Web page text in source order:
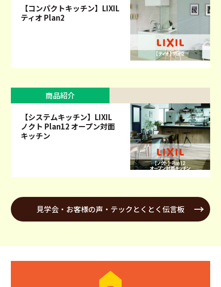
【コンパクトキッチン】LIXIL
ティオ Plan2
商品紹介
【システムキッチン】LIXIL
ノクト Plan12 オープン対面
キッチン
見学会・お客様の声・テックとくとく伝言板